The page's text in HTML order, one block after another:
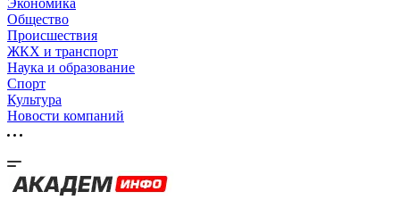
Экономика
Общество
Происшествия
ЖКХ и транспорт
Наука и образование
Спорт
Культура
Новости компаний